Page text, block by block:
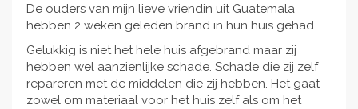
De ouders van mijn lieve vriendin uit Guatemala
hebben 2 weken geleden brand in hun huis gehad.
Gelukkig is niet het hele huis afgebrand maar zij
hebben wel aanzienlijke schade. Schade die zij zelf
repareren met de middelen die zij hebben. Het gaat
zowel om materiaal voor het huis zelf als om het